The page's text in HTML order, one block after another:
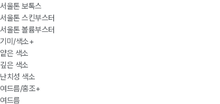
서울톤 보톡스
서울톤 스킨부스터
서울톤 볼륨부스터
기미/색소+
얕은 색소
깊은 색소
난치성 색소
여드름/홍조+
여드름